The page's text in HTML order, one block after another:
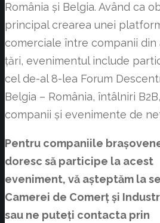
România și Belgia. Având ca
principal crearea unei
comerciale între companii din
țări, evenimentul include
cel de-al 8-lea Forum
Belgia – România, întâlniri
companii și evenimente de
Pentru companiile
doresc să participe la acest
eveniment, vă așteptăm la
Camerei de Comerț și
sau ne puteți contacta prin